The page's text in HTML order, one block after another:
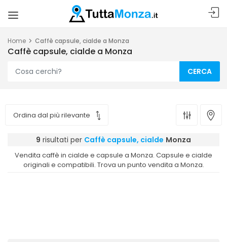
Home Caffè capsule, cialde a Monza
Caffè capsule, cialde a Monza
CERCA
9 risultati per Caffè capsule, cialde Monza
Vendita caffè in cialde e capsule a Monza. Capsule e cialde
originali e compatibili. Trova un punto vendita a Monza.